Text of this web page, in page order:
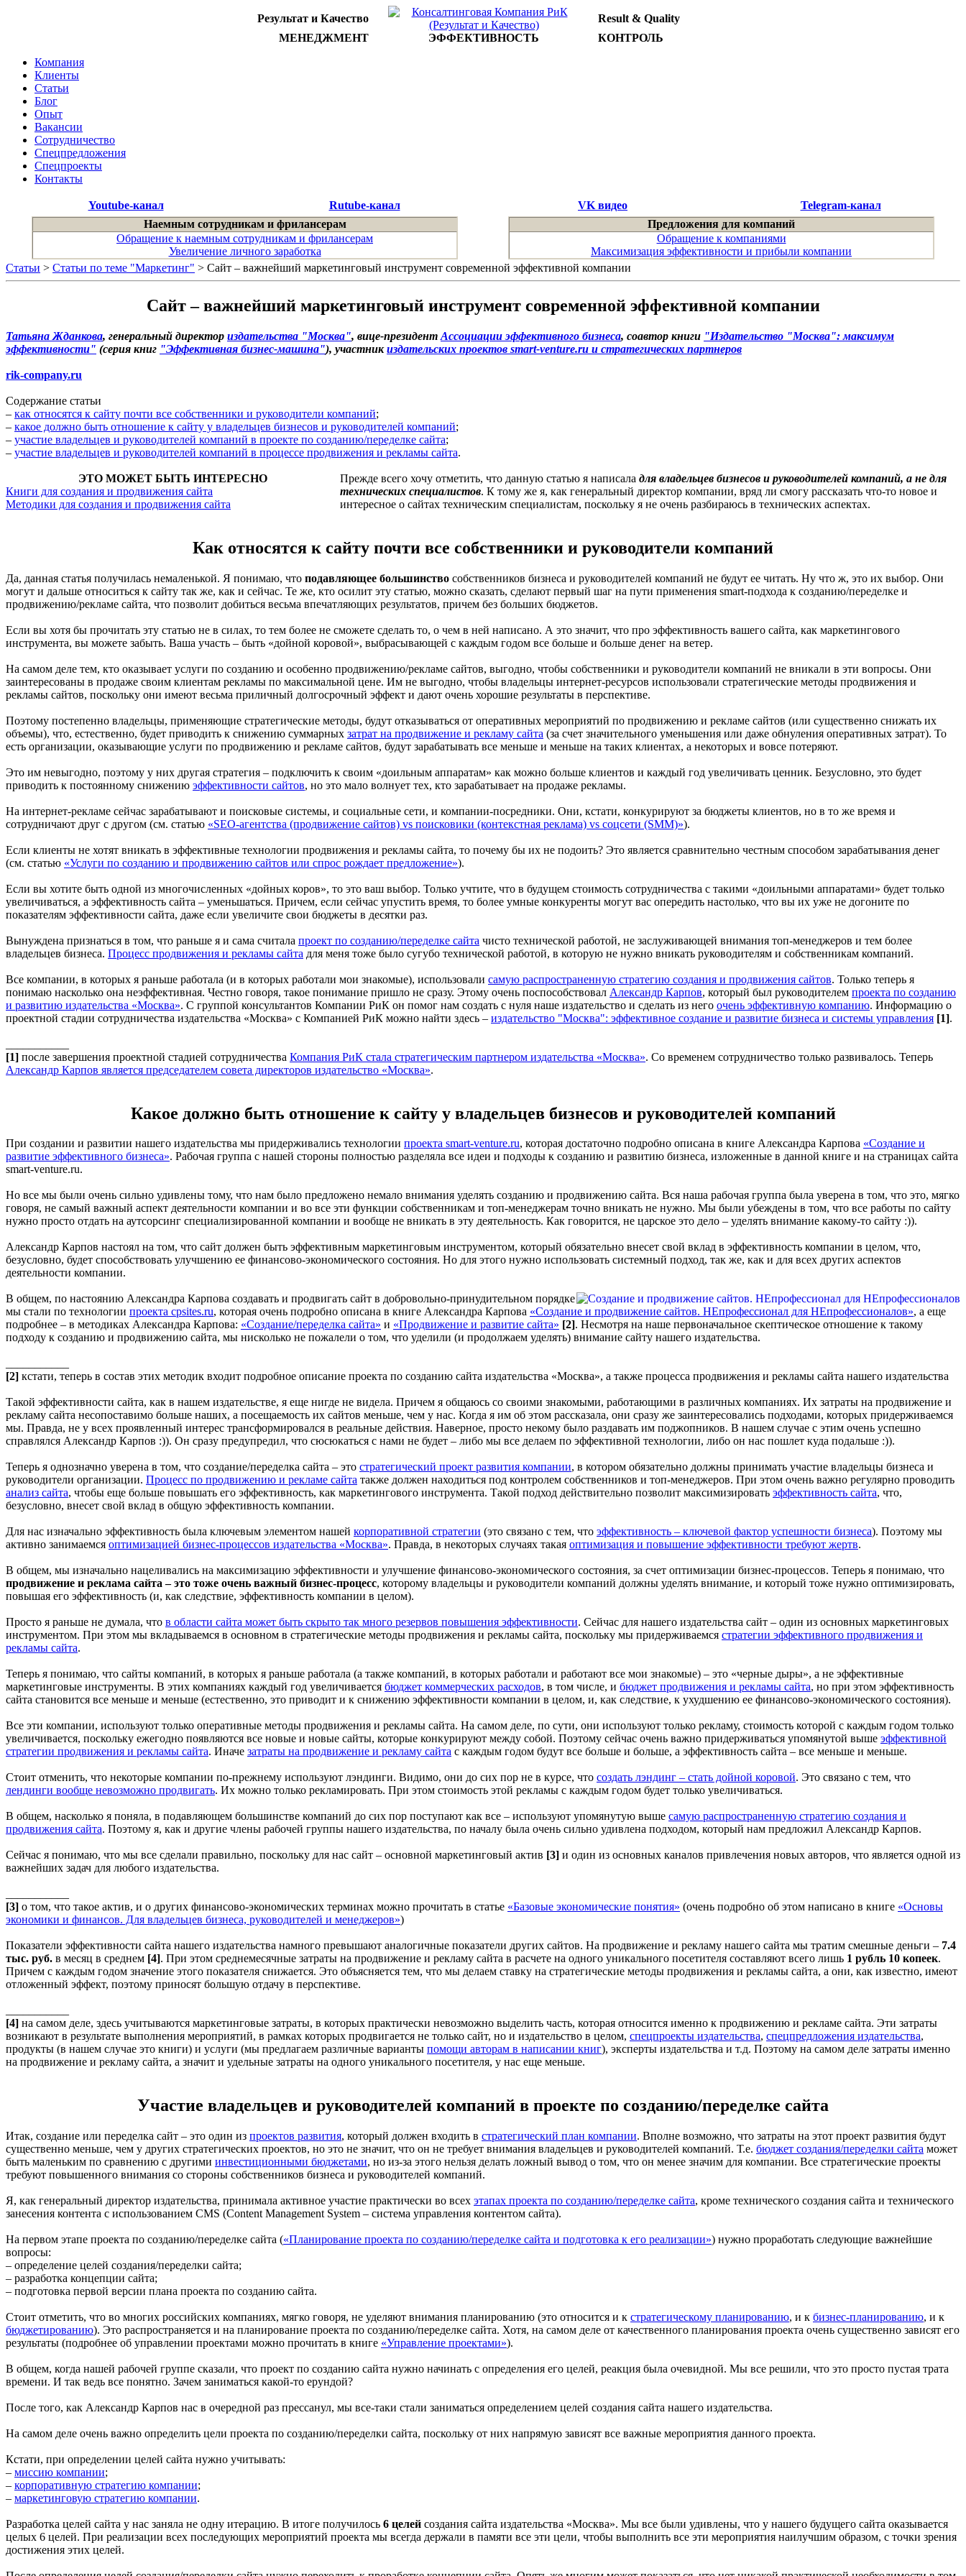
Результат и Качество
Result & Quality
МЕНЕДЖМЕНТ
ЭФФЕКТИВНОСТЬ
КОНТРОЛЬ
Компания
Клиенты
Статьи
Блог
Опыт
Вакансии
Сотрудничество
Спецпредложения
Спецпроекты
Контакты
Youtube-канал Rutube-канал VK видео
Telegram-канал
Наемным сотрудникам и фрилансерам
Обращение к наемным сотрудникам и фрилансерам
Увеличение личного заработка
Предложения для компаний
Обращение к компаниями
Максимизация эффективности и прибыли компании
Статьи > Статьи по теме "Маркетинг" > Сайт – важнейший маркетинговый инструмент современной эффективной компании
Сайт – важнейший маркетинговый инструмент современной эффективной компании
Татьяна Жданкова, генеральный директор издательства "Москва", вице-президент Ассоциации эффективного бизнеса, соавтор книги "Издательство "Москва": максимум
эффективности" (серия книг "Эффективная бизнес-машина"), участникиздательских проектов smart-venture.ru и стратегических партнеров
rik-company.ru
Содержание статьи
– как относятся к сайту почти все собственники и руководители компаний;
– какое должно быть отношение к сайту у владельцев бизнесов и руководителей компаний;
– участие владельцев и руководителей компаний в проекте по созданию/переделке сайта;
– участие владельцев и руководителей компаний в процессе продвижения и рекламы сайта.
ЭТО МОЖЕТ БЫТЬ ИНТЕРЕСНО
Книги для создания и продвижения сайта
Методики для создания и продвижения сайта
Прежде всего хочу отметить, что данную статью я написала для владельцев бизнесов и руководителей компаний, а не для
технических специалистов. К тому же я, как генеральный директор компании, вряд ли смогу рассказать что-то новое и
интересное о сайтах техническим специалистам, поскольку я не очень разбираюсь в технических аспектах.
Как относятся к сайту почти все собственники и руководители компаний
Да, данная статья получилась немаленькой. Я понимаю, что подавляющее большинство собственников бизнеса и руководителей компаний не будут ее читать. Ну что ж, это их выбор. Они
могут и дальше относиться к сайту так же, как и сейчас. Те же, кто осилит эту статью, можно сказать, сделают первый шаг на пути применения smart-подхода к созданию/переделке и
продвижению/рекламе сайта, что позволит добиться весьма впечатляющих результатов, причем без больших бюджетов.
Если вы хотя бы прочитать эту статью не в силах, то тем более не сможете сделать то, о чем в ней написано. А это значит, что про эффективность вашего сайта, как маркетингового
инструмента, вы можете забыть. Ваша участь – быть «дойной коровой», выбрасывающей с каждым годом все больше и больше денег на ветер.
На самом деле тем, кто оказывает услуги по созданию и особенно продвижению/рекламе сайтов, выгодно, чтобы собственники и руководители компаний не вникали в эти вопросы. Они
заинтересованы в продаже своим клиентам рекламы по максимальной цене. Им не выгодно, чтобы владельцы интернет-ресурсов использовали стратегические методы продвижения и
рекламы сайтов, поскольку они имеют весьма приличный долгосрочный эффект и дают очень хорошие результаты в перспективе.
Поэтому постепенно владельцы, применяющие стратегические методы, будут отказываться от оперативных мероприятий по продвижению и рекламе сайтов (или существенно снижать их
объемы), что, естественно, будет приводить к снижению суммарных затрат на продвижение и рекламу сайта (за счет значительного уменьшения или даже обнуления оперативных затрат). То
есть организации, оказывающие услуги по продвижению и рекламе сайтов, будут зарабатывать все меньше и меньше на таких клиентах, а некоторых и вовсе потеряют.
Это им невыгодно, поэтому у них другая стратегия – подключить к своим «доильным аппаратам» как можно больше клиентов и каждый год увеличивать ценник. Безусловно, это будет
приводить к постоянному снижению эффективности сайтов, но это мало волнует тех, кто зарабатывает на продаже рекламы.
На интернет-рекламе сейчас зарабатывают и поисковые системы, и социальные сети, и компании-посредники. Они, кстати, конкурируют за бюджеты клиентов, но в то же время и
сотрудничают друг с другом (см. статью «SEO-агентства (продвижение сайтов) vs поисковики (контекстная реклама) vs соцсети (SMM)»).
Если клиенты не хотят вникать в эффективные технологии продвижения и рекламы сайта, то почему бы их не подоить? Это является сравнительно честным способом зарабатывания денег
(см. статью «Услуги по созданию и продвижению сайтов или спрос рождает предложение»).
Если вы хотите быть одной из многочисленных «дойных коров», то это ваш выбор. Только учтите, что в будущем стоимость сотрудничества с такими «доильными аппаратами» будет только
увеличиваться, а эффективность сайта – уменьшаться. Причем, если сейчас упустить время, то более умные конкуренты могут вас опередить настолько, что вы их уже не догоните по
показателям эффективности сайта, даже если увеличите свои бюджеты в десятки раз.
Вынуждена признаться в том, что раньше я и сама считала проект по созданию/переделке сайта чисто технической работой, не заслуживающей внимания топ-менеджеров и тем более
владельцев бизнеса. Процесс продвижения и рекламы сайта для меня тоже было сугубо технической работой, в которую не нужно вникать руководителям и собственникам компаний.
Все компании, в которых я раньше работала (и в которых работали мои знакомые), использовали самую распространенную стратегию создания и продвижения сайтов. Только теперь я
понимаю насколько она неэффективная. Честно говоря, такое понимание пришло не сразу. Этому очень поспособствовал Александр Карпов, который был руководителем проекта по созданию
и развитию издательства «Москва». С группой консультантов Компании РиК он помог нам создать с нуля наше издательство и сделать из него очень эффективную компанию. Информацию о
проектной стадии сотрудничества издательства «Москва» с Компанией РиК можно найти здесь – издательство "Москва": эффективное создание и развитие бизнеса и системы управления [1].
[1] после завершения проектной стадией сотрудничества Компания РиК стала стратегическим партнером издательства «Москва». Со временем сотрудничество только развивалось. Теперь
Александр Карпов является председателем совета директоров издательство «Москва».
Какое должно быть отношение к сайту у владельцев бизнесов и руководителей компаний
При создании и развитии нашего издательства мы придерживались технологии проекта smart-venture.ru, которая достаточно подробно описана в книге Александра Карпова «Создание и
развитие эффективного бизнеса». Рабочая группа с нашей стороны полностью разделяла все идеи и подходы к созданию и развитию бизнеса, изложенные в данной книге и на страницах сайта
smart-venture.ru.
Но все мы были очень сильно удивлены тому, что нам было предложено немало внимания уделять созданию и продвижению сайта. Вся наша рабочая группа была уверена в том, что это, мягко
говоря, не самый важный аспект деятельности компании и во все эти функции собственникам и топ-менеджерам точно вникать не нужно. Мы были убеждены в том, что все работы по сайту
нужно просто отдать на аутсорсинг специализированной компании и вообще не вникать в эту деятельность. Как говорится, не царское это дело – уделять внимание какому-то сайту :)).
Александр Карпов настоял на том, что сайт должен быть эффективным маркетинговым инструментом, который обязательно внесет свой вклад в эффективность компании в целом, что,
безусловно, будет способствовать улучшению ее финансово-экономического состояния. Но для этого нужно использовать системный подход, так же, как и для всех других аспектов
деятельности компании.
В общем, по настоянию Александра Карпова создавать и продвигать сайт в добровольно-принудительном порядке
мы стали по технологии проекта cpsites.ru, которая очень подробно описана в книге Александра Карпова «Создание и продвижение сайтов. НЕпрофессионал для НЕпрофессионалов», а еще
подробнее – в методиках Александра Карпова: «Создание/переделка сайта» и «Продвижение и развитие сайта» [2]. Несмотря на наше первоначальное скептическое отношение к такому
подходу к созданию и продвижению сайта, мы нисколько не пожалели о том, что уделили (и продолжаем уделять) внимание сайту нашего издательства.
[2] кстати, теперь в состав этих методик входит подробное описание проекта по созданию сайта издательства «Москва», а также процесса продвижения и рекламы сайта нашего издательства
Такой эффективности сайта, как в нашем издательстве, я еще нигде не видела. Причем я общаюсь со своими знакомыми, работающими в различных компаниях. Их затраты на продвижение и
рекламу сайта несопоставимо больше наших, а посещаемость их сайтов меньше, чем у нас. Когда я им об этом рассказала, они сразу же заинтересовались подходами, которых придерживаемся
мы. Правда, не у всех проявленный интерес трансформировался в реальные действия. Наверное, просто некому было раздавать им поджопников. В нашем случае с этим очень успешно
справлялся Александр Карпов :)). Он сразу предупредил, что сюсюкаться с нами не будет – либо мы все делаем по эффективной технологии, либо он нас пошлет куда подальше :)).
Теперь я однозначно уверена в том, что создание/переделка сайта – это стратегический проект развития компании, в котором обязательно должны принимать участие владельцы бизнеса и
руководители организации. Процесс по продвижению и рекламе сайта также должен находиться под контролем собственников и топ-менеджеров. При этом очень важно регулярно проводить
анализ сайта, чтобы еще больше повышать его эффективность, как маркетингового инструмента. Такой подход действительно позволит максимизировать эффективность сайта, что,
безусловно, внесет свой вклад в общую эффективность компании.
Для нас изначально эффективность была ключевым элементом нашей корпоративной стратегии (это связано с тем, что эффективность – ключевой фактор успешности бизнеса). Поэтому мы
активно занимаемся оптимизацией бизнес-процессов издательства «Москва». Правда, в некоторых случаях такая оптимизация и повышение эффективности требуют жертв.
В общем, мы изначально нацеливались на максимизацию эффективности и улучшение финансово-экономического состояния, за счет оптимизации бизнес-процессов. Теперь я понимаю, что
продвижение и реклама сайта – это тоже очень важный бизнес-процесс, которому владельцы и руководители компаний должны уделять внимание, и который тоже нужно оптимизировать,
повышая его эффективность (и, как следствие, эффективность компании в целом).
Просто я раньше не думала, что в области сайта может быть скрыто так много резервов повышения эффективности. Сейчас для нашего издательства сайт – один из основных маркетинговых
инструментом. При этом мы вкладываемся в основном в стратегические методы продвижения и рекламы сайта, поскольку мы придерживаемся стратегии эффективного продвижения и
рекламы сайта.
Теперь я понимаю, что сайты компаний, в которых я раньше работала (а также компаний, в которых работали и работают все мои знакомые) – это «черные дыры», а не эффективные
маркетинговые инструменты. В этих компаниях каждый год увеличивается бюджет коммерческих расходов, в том числе, и бюджет продвижения и рекламы сайта, но при этом эффективность
сайта становится все меньше и меньше (естественно, это приводит и к снижению эффективности компании в целом, и, как следствие, к ухудшению ее финансово-экономического состояния).
Все эти компании, используют только оперативные методы продвижения и рекламы сайта. На самом деле, по сути, они используют только рекламу, стоимость которой с каждым годом только
увеличивается, поскольку ежегодно появляются все новые и новые сайты, которые конкурируют между собой. Поэтому сейчас очень важно придерживаться упомянутой выше эффективной
стратегии продвижения и рекламы сайта. Иначе затраты на продвижение и рекламу сайта с каждым годом будут все больше и больше, а эффективность сайта – все меньше и меньше.
Стоит отменить, что некоторые компании по-прежнему используют лэндинги. Видимо, они до сих пор не в курсе, что создать лэндинг – стать дойной коровой. Это связано с тем, что
лендинги вообще невозможно продвигать. Их можно только рекламировать. При этом стоимость этой рекламы с каждым годом будет только увеличиваться.
В общем, насколько я поняла, в подавляющем большинстве компаний до сих пор поступают как все – используют упомянутую выше самую распространенную стратегию создания и
продвижения сайта. Поэтому я, как и другие члены рабочей группы нашего издательства, по началу была очень сильно удивлена подходом, который нам предложил Александр Карпов.
Сейчас я понимаю, что мы все сделали правильно, поскольку для нас сайт – основной маркетинговый актив [3] и один из основных каналов привлечения новых авторов, что является одной из
важнейших задач для любого издательства.
[3] о том, что такое актив, и о других финансово-экономических терминах можно прочитать в статье «Базовые экономические понятия» (очень подробно об этом написано в книге «Основы
экономики и финансов. Для владельцев бизнеса, руководителей и менеджеров»)
Показатели эффективности сайта нашего издательства намного превышают аналогичные показатели других сайтов. На продвижение и рекламу нашего сайта мы тратим смешные деньги – 7.4
тыс. руб. в месяц в среднем [4]. При этом среднемесячные затраты на продвижение и рекламу сайта в расчете на одного уникального посетителя составляют всего лишь 1 рубль 10 копеек.
Причем с каждым годом значение этого показателя снижается. Это объясняется тем, что мы делаем ставку на стратегические методы продвижения и рекламы сайта, а они, как известно, имеют
отложенный эффект, поэтому приносят большую отдачу в перспективе.
[4] на самом деле, здесь учитываются маркетинговые затраты, в которых практически невозможно выделить часть, которая относится именно к продвижению и рекламе сайта. Эти затраты
возникают в результате выполнения мероприятий, в рамках которых продвигается не только сайт, но и издательство в целом, спецпроекты издательства, спецпредложения издательства,
продукты (в нашем случае это книги) и услуги (мы предлагаем различные варианты помощи авторам в написании книг), эксперты издательства и т.д. Поэтому на самом деле затраты именно
на продвижение и рекламу сайта, а значит и удельные затраты на одного уникального посетителя, у нас еще меньше.
Участие владельцев и руководителей компаний в проекте по созданию/переделке сайта
Итак, создание или переделка сайт – это один из проектов развития, который должен входить в стратегический план компании. Вполне возможно, что затраты на этот проект развития будут
существенно меньше, чем у других стратегических проектов, но это не значит, что он не требует внимания владельцев и руководителей компаний. Т.е. бюджет создания/переделки сайта может
быть маленьким по сравнению с другими инвестиционными бюджетами, но из-за этого нельзя делать ложный вывод о том, что он менее значим для компании. Все стратегические проекты
требуют повышенного внимания со стороны собственников бизнеса и руководителей компаний.
Я, как генеральный директор издательства, принимала активное участие практически во всех этапах проекта по созданию/переделке сайта, кроме технического создания сайта и технического
занесения контента с использованием CMS (Content Management System – система управления контентом сайта).
На первом этапе проекта по созданию/переделке сайта («Планирование проекта по созданию/переделке сайта и подготовка к его реализации») нужно проработать следующие важнейшие
вопросы:
– определение целей создания/переделки сайта;
– разработка концепции сайта;
– подготовка первой версии плана проекта по созданию сайта.
Стоит отметить, что во многих российских компаниях, мягко говоря, не уделяют внимания планированию (это относится и к стратегическому планированию, и к бизнес-планированию, и к
бюджетированию). Это распространяется и на планирование проекта по созданию/переделке сайта. Хотя, на самом деле от качественного планирования проекта очень существенно зависят его
результаты (подробнее об управлении проектами можно прочитать в книге «Управление проектами»).
В общем, когда нашей рабочей группе сказали, что проект по созданию сайта нужно начинать с определения его целей, реакция была очевидной. Мы все решили, что это просто пустая трата
времени. И так ведь все понятно. Зачем заниматься какой-то ерундой?
После того, как Александр Карпов нас в очередной раз прессанул, мы все-таки стали заниматься определением целей создания сайта нашего издательства.
На самом деле очень важно определить цели проекта по созданию/переделки сайта, поскольку от них напрямую зависят все важные мероприятия данного проекта.
Кстати, при определении целей сайта нужно учитывать:
– миссию компании;
– корпоративную стратегию компании;
– маркетинговую стратегию компании.
Разработка целей сайта у нас заняла не одну итерацию. В итоге получилось 6 целей создания сайта издательства «Москва». Мы все были удивлены, что у нашего будущего сайта оказывается
целых 6 целей. При реализации всех последующих мероприятий проекта мы всегда держали в памяти все эти цели, чтобы выполнить все эти мероприятия наилучшим образом, с точки зрения
достижения этих целей.